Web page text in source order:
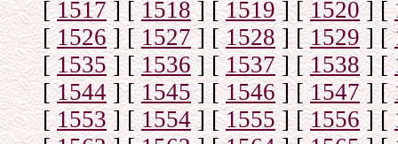
[1517] [1518] [1519] [1520] [
[1526] [1527] [1528 ] [1529] [
[1535] [1536] [1537] [1538] [
[1544] [1545] [1546] [1547] [
[1553] [1554] [1555] [1556] [